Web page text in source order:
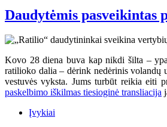
Daudytėmis pasveikintas
Kovo 28 diena buva kap nikdi šilta –
ratilioko dalia – dėrink nedėrinis volandų
vestuvės vyksta. Jums turbūt reikia eiti
paskelbimo iškilmas tiesioginė transliacija
Įvykiai